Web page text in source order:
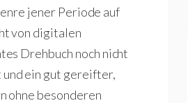
jener Periode auf
von digitalen
Drehbuch noch nicht
ein gut gereifter,
ohne besonderen